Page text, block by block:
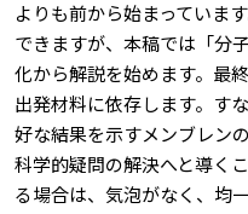
よりも前から始まっていま
できますが、本稿では「分
化から解説を始めます。最
出発材料に依存します。す
好な結果を示すメンブレン
科学的疑問の解決へと導く
る場合は、気泡がなく、均